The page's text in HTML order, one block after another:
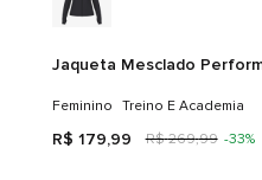
Jaqueta Mesclado
Feminino Treino E Academia
R$ 179,99 R$ 269,99 -33%